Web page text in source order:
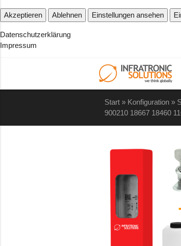
Akzeptieren Ablehnen Einstellungen ansehen
Datenschutzerklärung
Impressum
Start» Konfiguration»
900210 18667 18460